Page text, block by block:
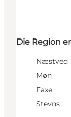
Die Region
Næstved
Møn
Faxe
Stevns